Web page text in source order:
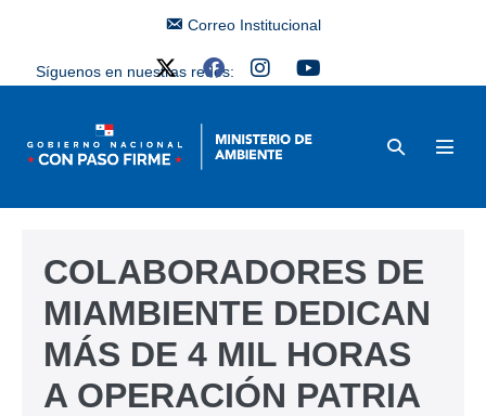
Correo Institucional
Síguenos en nuestras redes:
COLABORADORES DE
MIAMBIENTE DEDICAN
MÁS DE 4 MIL HORAS
A OPERACIÓN PATRIA